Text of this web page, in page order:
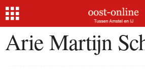
Home Posts van Arie Martijn Schenk
Arie Martijn